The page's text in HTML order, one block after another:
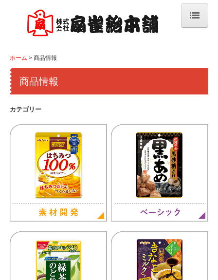
ホーム
商品情報
新商品&リニューアル商品
ベーシックキャンデー
フルーツキャンデー
ファンシーキャンデー
機能性＆のど飴
グルメキャンデー
特集商品紹介
はちみつ100%のキャンデー
ホーム 商品情報
商品情報
カテゴリー